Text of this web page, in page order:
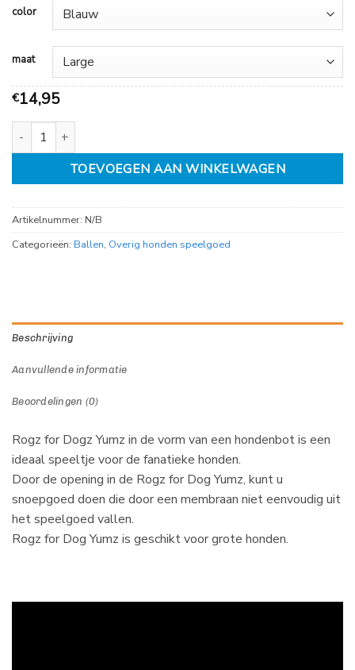
color
maat
€14,95
Rogz for Dogz Yumz, diverse kleuren en maten aantal
TOEVOEGEN AAN WINKELWAGEN
Artikelnummer: N/B
Categorieën: Ballen, Overig honden speelgoed
Beschrijving
Aanvullende informatie
Beoordelingen (0)
Rogz for Dogz Yumz in de vorm van een hondenbot is een
ideaal speeltje voor de fanatieke honden.
Door de opening in de Rogz for Dog Yumz, kunt u
snoepgoed doen die door een membraan niet eenvoudig uit
het speelgoed vallen.
Rogz for Dog Yumz is geschikt voor grote honden.